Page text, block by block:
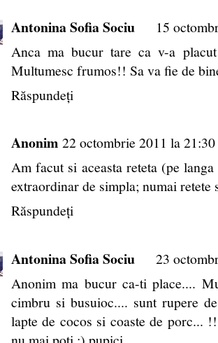
Antonina Sofia Sociu
15
Anca ma bucur tare ca v-a
Multumesc frumos!! Sa va fie de
Răspundeți
Anonim 22 octombrie 2011 la 21:30
Am facut si aceasta reteta (pe
extraordinar de simpla; numai
Răspundeți
Antonina Sofia Sociu
23
Anonim ma bucur ca-ti place....
cimbru si busuioc.... sunt rupere
lapte de cocos si coaste de porc...